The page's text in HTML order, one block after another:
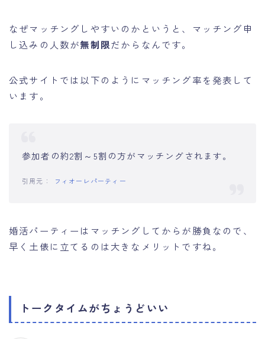
なぜマッチングしやすいのかというと、マッチング申
し込みの人数が無制限だからなんです。
公式サイトでは以下のようにマッチング率を発表して
います。
参加者の約2割～5割の方がマッチングされます。
フィオーレパーティー
婚活パーティーはマッチングしてからが勝負なので、
早く土俵に立てるのは大きなメリットですね。
トークタイムがちょうどいい